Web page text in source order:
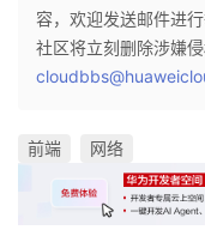
容，欢迎发送邮件进
社区将立刻删除涉嫌侵
前端 网络